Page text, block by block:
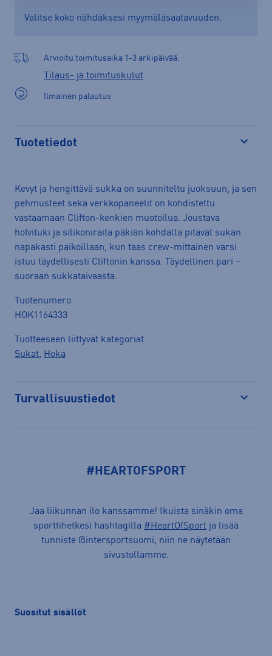
Valitse koko nähdäksesi myymäläsaatavuuden.
Arvioitu toimitusaika 1-3 arkipäivää.
Tilaus- ja toimituskulut
Ilmainen palautus
Tuotetiedot
Kevyt ja hengittävä sukka on suunniteltu juoksuun, ja sen
pehmusteet sekä verkkopaneelit on kohdistettu
vastaamaan Clifton-kenkien muotoilua. Joustava
holvituki ja silikoniraita päkiän kohdalla pitävät sukan
napakasti paikoillaan, kun taas crew-mittainen varsi
istuu täydellisesti Cliftonin kanssa. Täydellinen pari –
suoraan sukkataivaasta.
Tuotenumero
HOK1164333
Tuotteeseen liittyvät kategoriat
Sukat, Hoka
Turvallisuustiedot
#HEARTOFSPORT
Jaa liikunnan ilo kanssamme! Ikuista sinäkin oma
sporttihetkesi hashtagilla #HeartOfSport ja lisää
tunniste @intersportsuomi, niin ne näytetään
sivustollamme.
Suositut sisällöt